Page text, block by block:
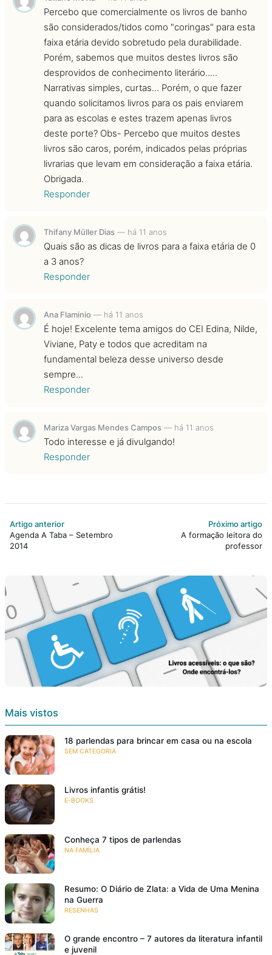
Percebo que comercialmente os livros de banho
são considerados/tidos como "coringas" para esta
faixa etária devido sobretudo pela durabilidade.
Porém, sabemos que muitos destes livros são
desprovidos de conhecimento literário.....
Narrativas simples, curtas... Porém, o que fazer
quando solicitamos livros para os pais enviarem
para as escolas e estes trazem apenas livros
deste porte? Obs- Percebo que muitos destes
livros são caros, porém, indicados pelas próprias
livrarias que levam em consideração a faixa etária.
Obrigada.
Responder
Thifany Müller Dias — há 11 anos
Quais são as dicas de livros para a faixa etária de 0
a 3 anos?
Responder
Ana Flaminio — há 11 anos
É hoje! Excelente tema amigos do CEI Edina, Nilde,
Viviane, Paty e todos que acreditam na
fundamental beleza desse universo desde
sempre...
Responder
Mariza Vargas Mendes Campos — há 11 anos
Todo interesse e já divulgando!
Responder
Artigo anterior
Agenda A Taba – Setembro
2014
Próximo artigo
A formação leitora do
professor
Mais vistos
18 parlendas para brincar em casa ou na escola
SEM CATEGORIA
Livros infantis grátis!
E-BOOKS
Conheça 7 tipos de parlendas
NA FAMÍLIA
Resumo: O Diário de Zlata: a Vida de Uma Menina
na Guerra
RESENHAS
O grande encontro – 7 autores da literatura infantil
e juvenil